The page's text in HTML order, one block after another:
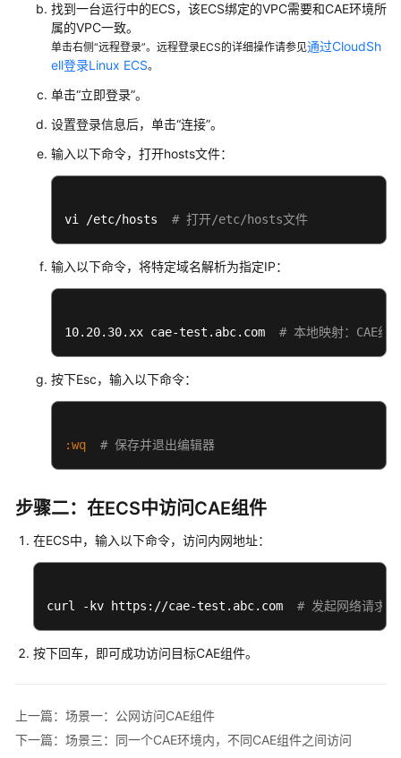
Jenkins
自
动
构
建
部
署
水
线
多
件
按
赖
序
署
应
部
自
动
找到一台运行中的ECS，该ECS绑定的VPC需要和CAE环境所
属的VPC一致。
单击右侧“远程登录”。远程登录ECS的详细操作请参见通过CloudSh
ell登录Linux ECS。
单击“立即登录”。
设置登录信息后，单击“连接”。
输入以下命令，打开hosts文件：
vi /etc/hosts # 打开/etc/hosts文件
输入以下命令，将特定域名解析为指定IP：
10.20.30.xx cae-test.abc.com # 本地映射：CAE组
按下Esc，输入以下命令：
:wq # 保存并退出编辑器
步骤二：在ECS中访问CAE组件
在ECS中，输入以下命令，访问内网地址：
curl -kv https://cae-test.abc.com # 发起网络请求
按下回车，即可成功访问目标CAE组件。
上一篇：场景一：公网访问CAE组件
下一篇：场景三：同一个CAE环境内，不同CAE组件之间访问